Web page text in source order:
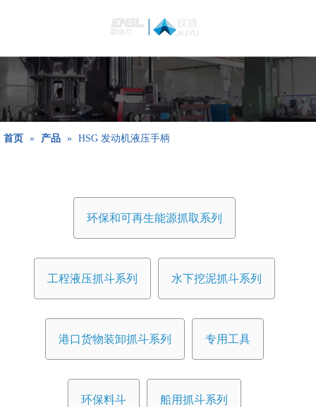
indonesia
日本語
Pусский
首页 » 产品 » HSG 发动机液压手柄
环保和可再生能源抓取系列
工程液压抓斗系列 水下挖泥抓斗系列
港口货物装卸抓斗系列 专用工具
环保料斗 船用抓斗系列